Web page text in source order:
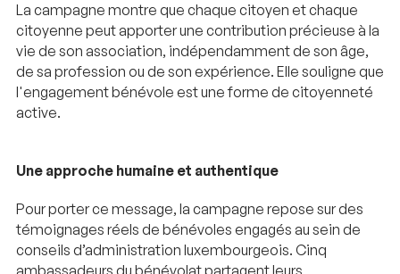
La campagne montre que chaque citoyen et chaque
citoyenne peut apporter une contribution précieuse à la
vie de son association, indépendamment de son âge,
de sa profession ou de son expérience. Elle souligne que
l'engagement bénévole est une forme de citoyenneté
active.
Une approche humaine et authentique
Pour porter ce message, la campagne repose sur des
témoignages réels de bénévoles engagés au sein de
conseils d’administration luxembourgeois. Cinq
ambassadeurs du bénévolat partagent leurs